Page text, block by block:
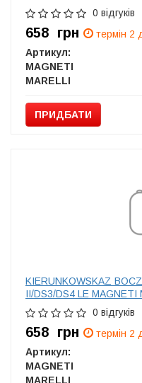
0 відгуків
658 грн
термін 2
Артикул:
MAGNETI
MARELLI
ПРИДБАТИ
KIERUNKOWSKAZ
II/DS3/DS4 LE MAGNETI
0 відгуків
658 грн
термін 2
Артикул:
MAGNETI
MARELLI